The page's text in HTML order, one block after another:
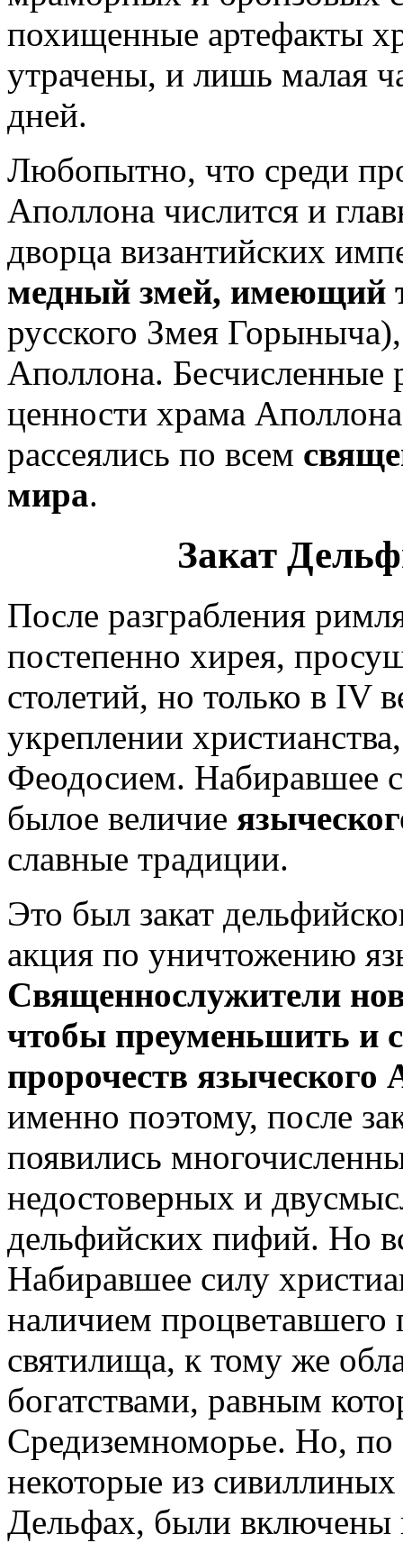
похищенные артефакты
утрачены, и лишь малая
дней.
Любопытно, что среди
Аполлона числится и
дворца византийских
медный змей, имеющий
русского Змея
Аполлона. Бесчисленные
ценности храма
рассеялись по всем
мира.
Закат
После разграбления
постепенно хирея,
столетий, но только в IV
укреплении
Феодосием. Набиравшее
былое величие
славные традиции.
Это был закат
акция по уничтожению
Священнослужители
чтобы преуменьшить и
пророчеств языческого
именно поэтому, после
появились
недостоверных и
дельфийских пифий. Но
Набиравшее силу
наличием процветавшего
святилища, к тому же
богатствами, равным
Средиземноморье. Но,
некоторые из
Дельфах, были включены